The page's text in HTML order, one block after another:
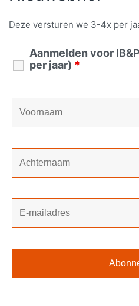
Deze versturen we 3-4x per
Aanmelden voor
per jaar) *